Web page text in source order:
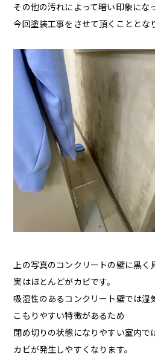
その他の汚れによって暗い印象にな
今回塗装工事をさせて頂くこととな
上の写真のコンクリートの壁に黒く
実はほとんどがカビです。
吸湿性のあるコンクリート壁では湿
こもりやすい特徴があるため
閉め切りの状態になりやすい室内で
カビが発生しやすくなります。